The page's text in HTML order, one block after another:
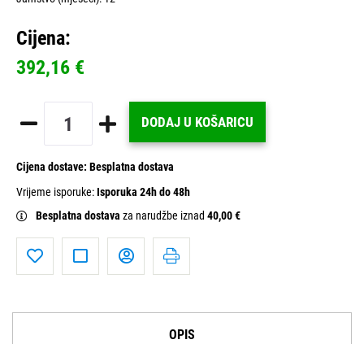
Cijena:
392,16 €
DODAJ U KOŠARICU
Cijena dostave: Besplatna dostava
Vrijeme isporuke:Isporuka 24h do 48h
Besplatna dostava za narudžbe iznad 40,00 €
OPIS